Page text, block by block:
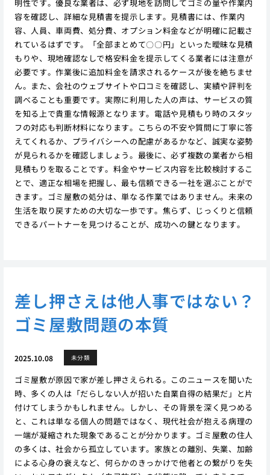
明性です。優良な業者は、必ず現地を訪問してゴミの量や作業内
容を確認し、詳細な見積書を提示します。見積書には、作業内
容、人員、車両費、処分費、オプション料金などが明確に記載さ
れているはずです。「全部まとめて〇〇円」といった曖昧な見積
もりや、現地確認なしで格安料金を提示してくる業者には注意が
必要です。作業後に追加料金を請求されるケースが後を絶ちませ
ん。また、会社のウェブサイトや口コミを確認し、実績や評判を
調べることも重要です。実際に利用した人の声は、サービスの質
を知る上で貴重な情報源となります。電話や見積もり時のスタッ
フの対応も判断材料になります。こちらの不安や質問に丁寧に答
えてくれるか、プライバシーへの配慮があるかなど、誠実な姿勢
が見られるかを確認しましょう。最後に、必ず複数の業者から相
見積もりを取ることです。料金やサービス内容を比較検討するこ
とで、適正な相場を把握し、最も信頼できる一社を選ぶことがで
きます。ゴミ屋敷の処分は、単なる作業ではありません。未来の
生活を取り戻すための大切な一歩です。焦らず、じっくりと信頼
できるパートナーを見つけることが、成功への鍵となります。
差し押さえは他人事ではない？
ゴミ屋敷問題の本質
2025.10.08 未分類
ゴミ屋敷が原因で家が差し押さえられる。このニュースを聞いた
時、多くの人は「だらしない人が招いた自業自得の結果だ」と片
付けてしまうかもしれません。しかし、その背景を深く見つめる
と、これは単なる個人の問題ではなく、現代社会が抱える病理の
一端が凝縮された現象であることが分かります。ゴミ屋敷の住人
の多くは、社会から孤立しています。家族との離別、失業、加齢
による心身の衰えなど、何らかのきっかけで他者との繋がりを失